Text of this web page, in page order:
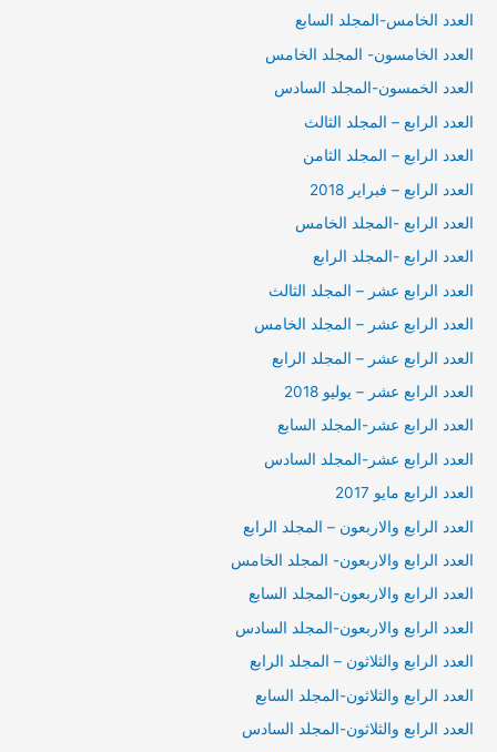
العدد الخامس-المجلد السابع
العدد الخامسون- المجلد الخامس
العدد الخمسون-المجلد السادس
العدد الرابع – المجلد الثالث
العدد الرابع – المجلد الثامن
العدد الرابع – فبراير 2018
العدد الرابع -المجلد الخامس
العدد الرابع -المجلد الرابع
العدد الرابع عشر – المجلد الثالث
العدد الرابع عشر – المجلد الخامس
العدد الرابع عشر – المجلد الرابع
العدد الرابع عشر – يوليو 2018
العدد الرابع عشر-المجلد السابع
العدد الرابع عشر-المجلد السادس
العدد الرابع مايو 2017
العدد الرابع والاربعون – المجلد الرابع
العدد الرابع والاربعون- المجلد الخامس
العدد الرابع والاربعون-المجلد السابع
العدد الرابع والاربعون-المجلد السادس
العدد الرابع والثلاثون – المجلد الرابع
العدد الرابع والثلاثون-المجلد السابع
العدد الرابع والثلاثون-المجلد السادس